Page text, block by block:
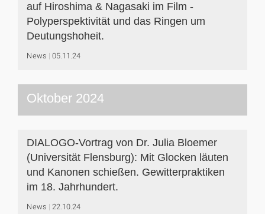
auf Hiroshima & Nagasaki im Film -
Polyperspektivität und das Ringen um
Deutungshoheit.
News 05.11.24
Oktober 2024
DIALOGO-Vortrag von Dr. Julia Bloemer
(Universität Flensburg): Mit Glocken läuten
und Kanonen schießen. Gewitterpraktiken
im 18. Jahrhundert.
News 22.10.24